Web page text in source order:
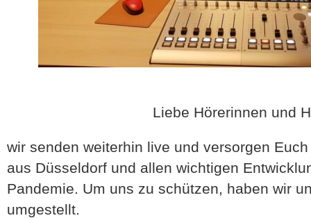
Liebe Hörerinnen und
wir senden weiterhin live und versorgen
aus Düsseldorf und allen wichtigen
Pandemie. Um uns zu schützen, haben wir
umgestellt.